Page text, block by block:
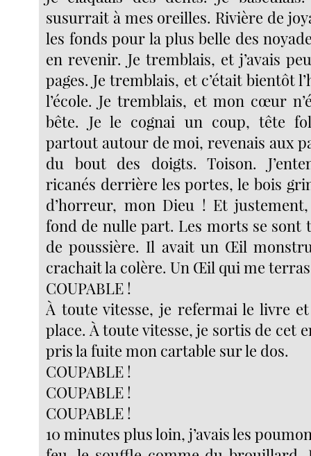
susurrait à mes oreilles. Rivière de
les fonds pour la plus belle des
en revenir. Je tremblais, et j’avais
pages. Je tremblais, et c’était bientôt
l’école. Je tremblais, et mon cœur
bête. Je le cognai un coup, tête
partout autour de moi, revenais aux
du bout des doigts. Toison.
ricanés derrière les portes, le bois
d’horreur, mon Dieu ! Et
fond de nulle part. Les morts se sont
de poussière. Il avait un Œil
crachait la colère. Un Œil qui me
COUPABLE !
À toute vitesse, je refermai le livre
place. À toute vitesse, je sortis de cet
pris la fuite mon cartable sur le dos.
COUPABLE !
COUPABLE !
COUPABLE !
10 minutes plus loin, j’avais les